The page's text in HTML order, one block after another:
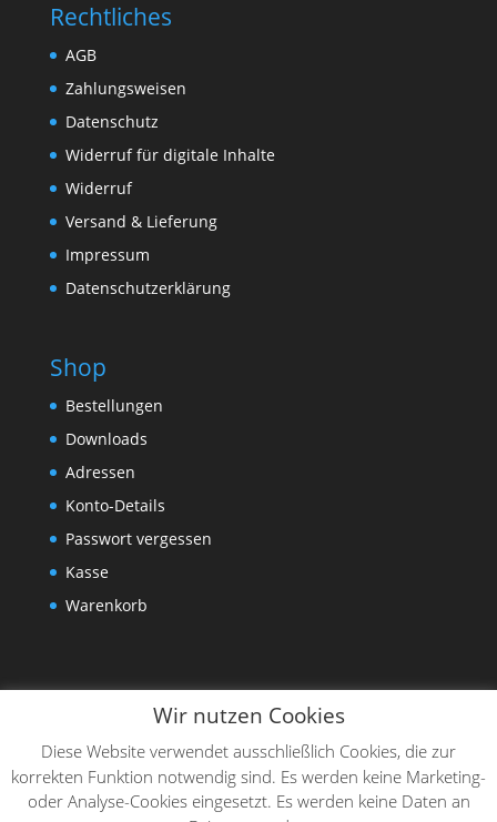
Rechtliches
AGB
Zahlungsweisen
Datenschutz
Widerruf für digitale Inhalte
Widerruf
Versand & Lieferung
Impressum
Datenschutzerklärung
Shop
Bestellungen
Downloads
Adressen
Konto-Details
Passwort vergessen
Kasse
Warenkorb
Wir nutzen Cookies
Diese Website verwendet ausschließlich Cookies, die zur
korrekten Funktion notwendig sind. Es werden keine Marketing-
oder Analyse-Cookies eingesetzt. Es werden keine Daten an